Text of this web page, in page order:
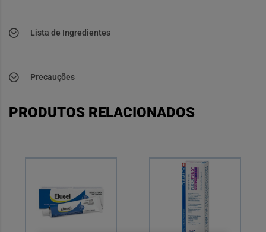
Lista de Ingredientes
Precauções
PRODUTOS RELACIONADOS